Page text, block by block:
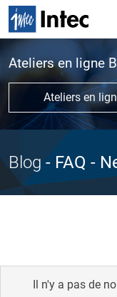
Ateliers en ligne
Ateliers en
Blog - FAQ -
Il n'y a pas de